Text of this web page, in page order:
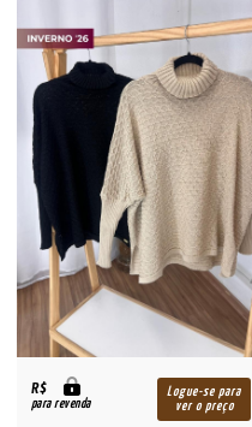
R$
para revenda
Logue-se para
ver o preço